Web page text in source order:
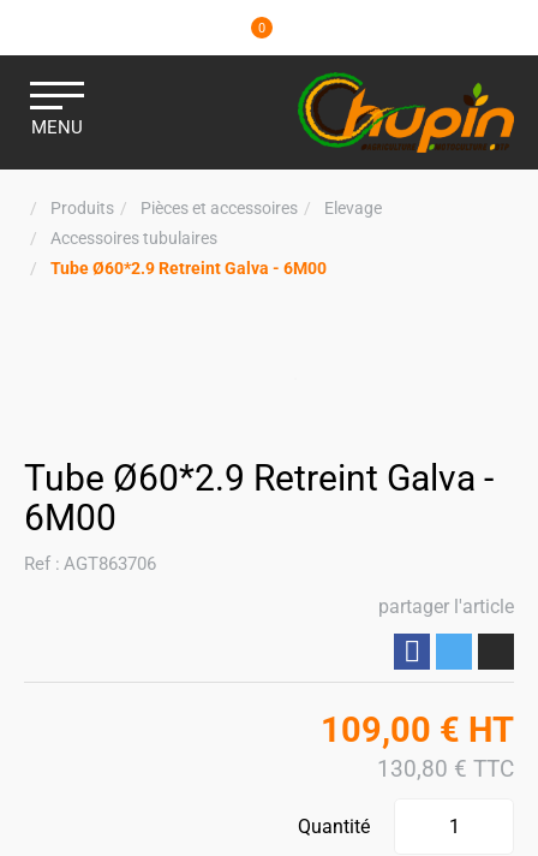
0
MENU
Produits Pièces et accessoires
Elevage
Accessoires tubulaires
Tube Ø60*2.9 Retreint Galva - 6M00
Tube Ø60*2.9 Retreint Galva -
6M00
Ref : AGT863706
partager l'article
109,00 € HT
130,80 € TTC
Quantité